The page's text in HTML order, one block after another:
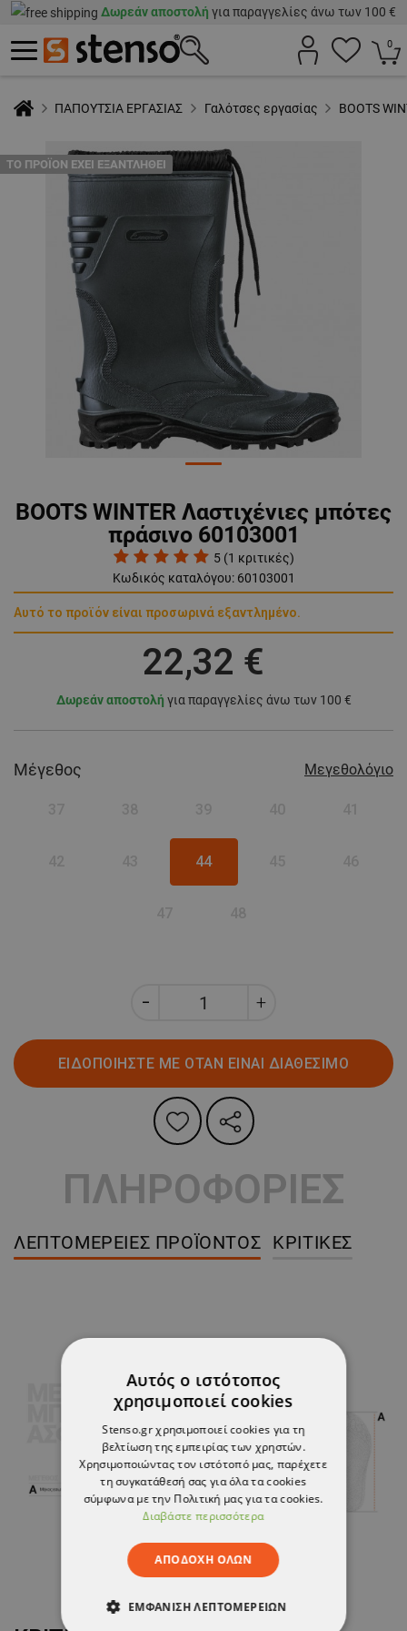
Δωρεάν αποστολή για παραγγελίες άνω των 100 €
0
ΠΑΠΟΥΤΣΙΑ ΕΡΓΑΣΙΑΣ Γαλότσες εργασίας BOOTS
ТΟ ΠΡΟΪΌΝ ΈΧΕΙ ΕΞΑΝΤΛΗΘΕΊ
BOOTS WINTER Λαστιχένιες μπότες
πράσινο 60103001
5 (1 κριτικές)
Κωδικός καταλόγου: 60103001
Αυτό το προϊόν είναι προσωρινά εξαντλημένο.
22,32 €
Δωρεάν αποστολή για παραγγελίες άνω των 100 €
Μέγεθος Μεγεθολόγιο
44
ΕΙΔΟΠΟΙΗΣΤΕ ΜΕ ΟΤΑΝ ΕΙΝΑΙ ΔΙΑΘΕΣΙΜΟ
ΠΛΗΡΟΦΟΡΙΕΣ
ΛΕΠΤΟΜΈΡΕΙΕΣ ΠΡΟΪΌΝΤΟΣ ΚΡΙΤΙΚΈΣ
Αυτός ο ιστότοπος
χρησιμοποιεί cookies
Stenso.gr χρησιμοποιεί cookies για τη
βελτίωση της εμπειρίας των χρηστών.
Χρησιμοποιώντας τον ιστότοπό μας, παρέχετε
τη συγκατάθεσή σας για όλα τα cookies
σύμφωνα με την Πολιτική μας για τα cookies.
Διαβάστε περισσότερα
ΑΠΟΔΟΧΉ ΌΛΩΝ
ΕΜΦΆΝΙΣΗ ΛΕΠΤΟΜΕΡΕΙΏΝ